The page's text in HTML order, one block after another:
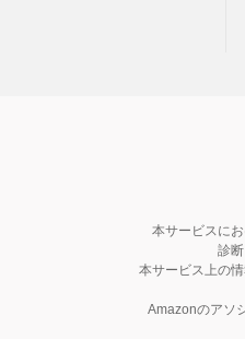
本サービスに
診
本サービス上の
Amazonのアソ